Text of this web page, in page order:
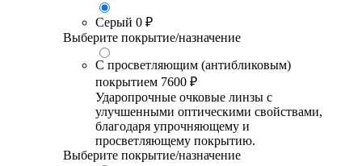
Серый 0 ₽
Выберите покрытие/назначение
С просветляющим (антибликовым)
покрытием 7600 ₽
Ударопрочные очковые линзы с
улучшенными оптическими свойствами,
благодаря упрочняющему и
просветляющему покрытию.
Выберите покрытие/назначение